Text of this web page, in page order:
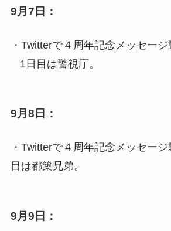
9月7日：
・Twitterで４周年記念メッセージ
1日目は警視庁。
9月8日：
・Twitterで４周年記念メッセー
目は都築兄弟。
9月9日：